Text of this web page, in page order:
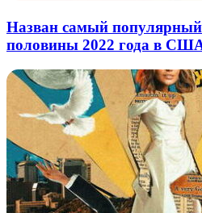
Назван самый популярный
половины 2022 года в